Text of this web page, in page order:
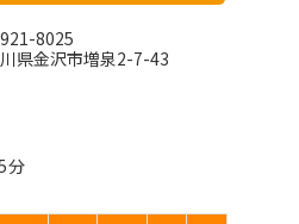
8025
県金沢市増泉2-7-43
分